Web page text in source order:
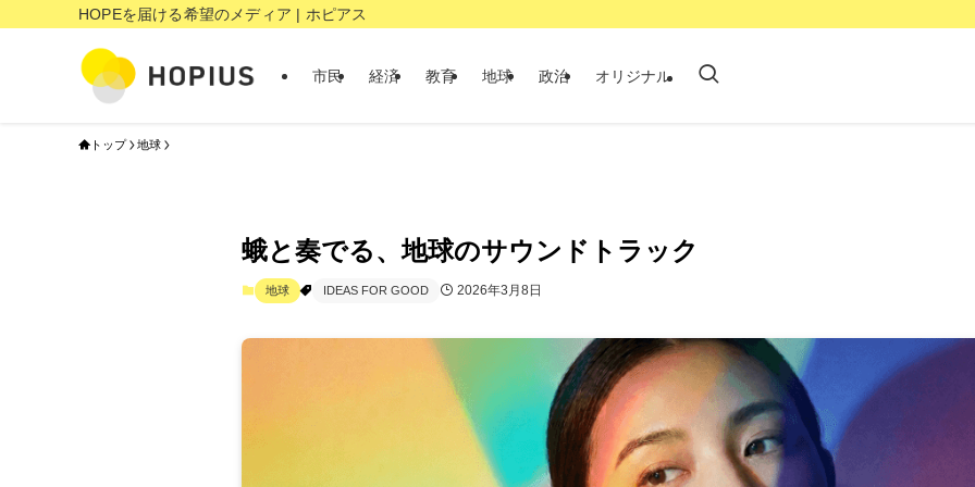
HOPEを届ける希望のメディア | ホピアス
市民 経済 教育 地球 政治 オリジナル
トップ 地球
蛾と奏でる、地球のサウンドトラック
地球 IDEAS FOR GOOD 2026年3月8日